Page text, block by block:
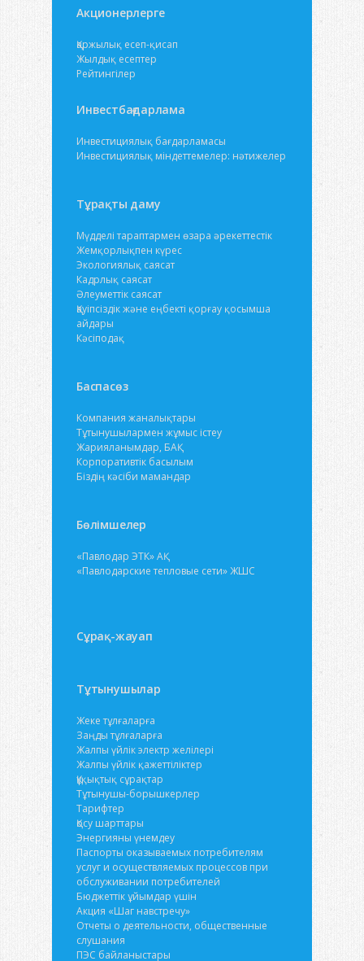
Акционерлерге
Қаржылық есеп-қисап
Жылдық есептер
Рейтингілер
Инвестбағдарлама
Инвестициялық бағдарламасы
Инвестициялық міндеттемелер: нәтижелер
Тұрақты даму
Мүдделі тараптармен өзара әрекеттестік
Жемқорлықпен күрес
Экологиялық саясат
Кадрлық саясат
Әлеуметтік саясат
Қауіпсіздік және еңбекті қорғау қосымша
айдары
Кәсіподақ
Баспасөз
Компания жаналықтары
Тұтынушылармен жұмыс істеу
Жарияланымдар, БАҚ
Корпоративтік басылым
Біздің кәсіби мамандар
Бөлімшелер
«Павлодар ЭТК» АҚ
«Павлодарские тепловые сети» ЖШС
Сұрақ-жауап
Тұтынушылар
Жеке тұлғаларға
Заңды тұлғаларға
Жалпы үйлік электр желілері
Жалпы үйлік қажеттіліктер
Құқықтық сұрақтар
Тұтынушы-борышкерлер
Тарифтер
Қосу шарттары
Энергияны үнемдеу
Паспорты оказываемых потребителям
услуг и осуществляемых процессов при
обслуживании потребителей
Бюджеттік ұйымдар үшін
Акция «Шаг навстречу»
Отчеты о деятельности, общественные
слушания
ПЭС байланыстары